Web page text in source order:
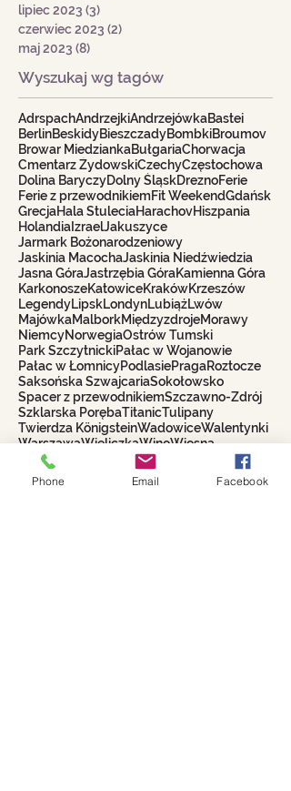
lipiec 2023 (3)
czerwiec 2023 (2)
maj 2023 (8)
Wyszukaj wg tagów
AdrspachAndrzejkiAndrzejówkaBastei
BerlinBeskidyBieszczadyBombkiBroumov
Browar MiedziankaBułgariaChorwacja
Cmentarz ŻydowskiCzechyCzęstochowa
Dolina BaryczyDolny ŚląskDreznoFerie
Ferie z przewodnikiemFit WeekendGdańsk
GrecjaHala StuleciaHarachovHiszpania
HolandiaIzraelJakuszyce
Jarmark Bożonarodzeniowy
Jaskinia MacochaJaskinia Niedźwiedzia
Jasna GóraJastrzębia GóraKamienna Góra
KarkonoszeKatowiceKrakówKrzeszów
LegendyLipskLondynLubiążLwów
MajówkaMalborkMiędzyzdrojeMorawy
NiemcyNorwegiaOstrów Tumski
Park SzczytnickiPałac w Wojanowie
Pałac w ŁomnicyPodlasiePragaRoztocze
Saksońska SzwajcariaSokołowsko
Spacer z przewodnikiemSzczawno-Zdrój
Szklarska PorębaTitanicTulipany
Twierdza KönigsteinWadowiceWalentynki
WarszawaWieliczkaWinoWiosna
Wrocławskie KrasnaleWycieczki 2021
Włochy
Phone Email Facebook